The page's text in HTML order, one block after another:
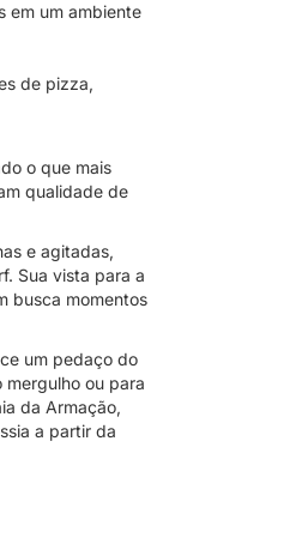
em um ambiente
de pizza,
o que mais
qualidade de
e agitadas,
Sua vista para a
busca momentos
um pedaço do
ou para
da Armação,
a partir da